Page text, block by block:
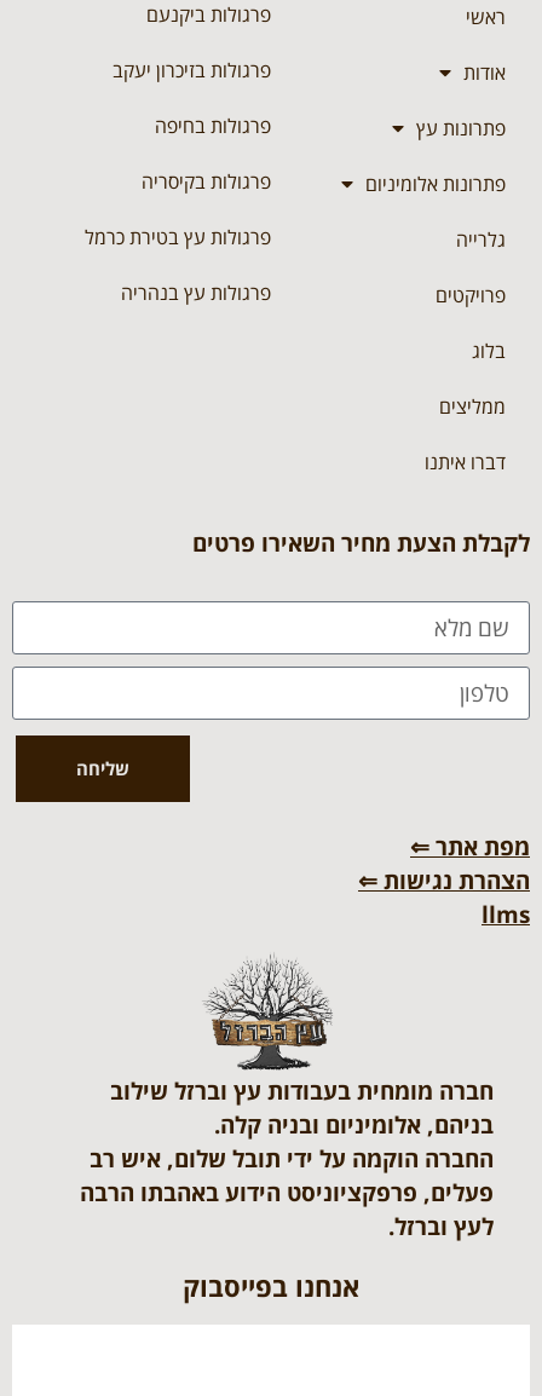
ראשי
אודות
פתרונות עץ
פתרונות אלומיניום
גלרייה
פרויקטים
בלוג
ממליצים
דברו איתנו
פרגולות ביקנעם
פרגולות בזיכרון יעקב
פרגולות בחיפה
פרגולות בקיסריה
פרגולות עץ בטירת כרמל
פרגולות עץ בנהריה
לקבלת הצעת מחיר השאירו פרטים
שליחה
מפת אתר ⇐
הצהרת נגישות ⇐
llms
חברה מומחית בעבודות עץ וברזל שילוב
בניהם, אלומיניום ובניה קלה.
החברה הוקמה על ידי תובל שלום, איש רב
פעלים, פרפקציוניסט הידוע באהבתו הרבה
לעץ וברזל.
אנחנו בפייסבוק